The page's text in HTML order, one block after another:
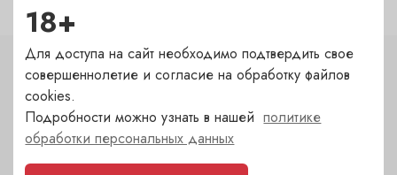
Характеристики
Тип
Декантер
18+
Для доступа на сайт необходимо подтвердить свое
совершеннолетие и согласие на обработку файлов
cookies.
Подробности можно узнать в нашейполитике
обработки персональных данных